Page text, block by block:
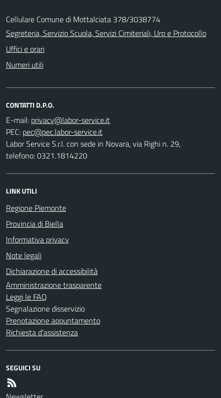
Cellulare Comune di Mottalciata 378/3038774
Segreteria, Servizio Scuola, Servizi Cimiteriali, Urp e Protocollo
Uffici e orari
Numeri utili
CONTATTI D.P.O.
E-mail:
PEC:
Labor Service S.r.l. con sede in Novara, via Righi n. 29,
telefono: 0321.1814220
LINK UTILI
Regione Piemonte
Provincia di Biella
Informativa privacy
Note legali
Dichiarazione di accessibilità
Amministrazione trasparente
Leggi le FAQ
Segnalazione disservizio
Prenotazione appuntamento
Richiesta d'assistenza
SEGUICI SU